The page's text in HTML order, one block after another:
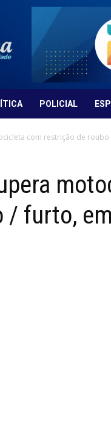
POLICIAL
com restrição de
/ furto,